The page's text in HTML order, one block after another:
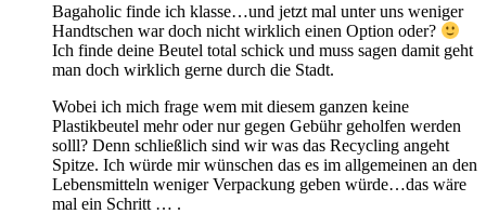
Bagaholic finde ich klasse…und jetzt mal unter uns weniger
Handtschen war doch nicht wirklich einen Option oder?
Ich finde deine Beutel total schick und muss sagen damit geht
man doch wirklich gerne durch die Stadt.
Wobei ich mich frage wem mit diesem ganzen keine
Plastikbeutel mehr oder nur gegen Gebühr geholfen werden
solll? Denn schließlich sind wir was das Recycling angeht
Spitze. Ich würde mir wünschen das es im allgemeinen an den
Lebensmitteln weniger Verpackung geben würde…das wäre
mal ein Schritt … .